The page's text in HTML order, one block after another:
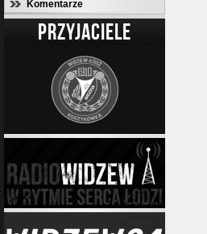
Komentarze
PRZYJACIELE